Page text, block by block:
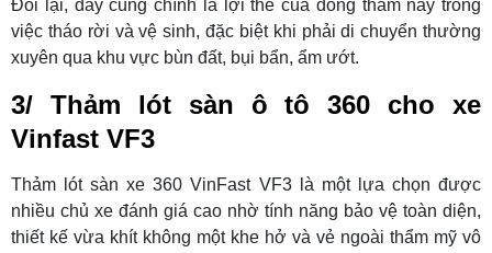
Đổi lại, đây cũng chính là lợi thế của dòng thảm này trong
việc tháo rời và vệ sinh, đặc biệt khi phải di chuyển thường
xuyên qua khu vực bùn đất, bụi bẩn, ẩm ướt.
3/ Thảm lót sàn ô tô 360 cho xe
Vinfast VF3
Thảm lót sàn xe 360 VinFast VF3 là một lựa chọn được
nhiều chủ xe đánh giá cao nhờ tính năng bảo vệ toàn diện,
thiết kế vừa khít không một khe hở và vẻ ngoài thẩm mỹ vô